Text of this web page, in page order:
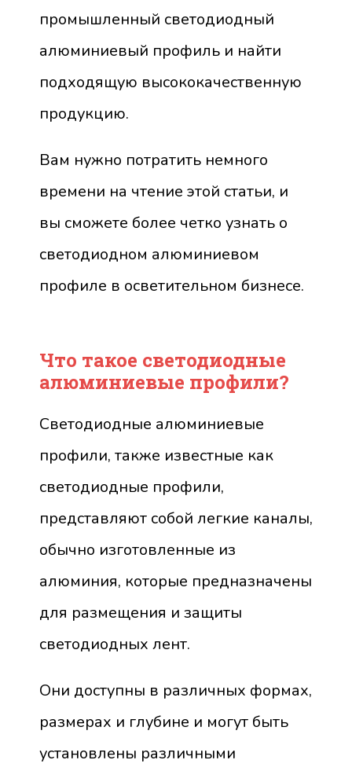
промышленный светодиодный
алюминиевый профиль и найти
подходящую высококачественную
продукцию.
Вам нужно потратить немного
времени на чтение этой статьи, и
вы сможете более четко узнать о
светодиодном алюминиевом
профиле в осветительном бизнесе.
Что такое светодиодные
алюминиевые профили?
Светодиодные алюминиевые
профили, также известные как
светодиодные профили,
представляют собой легкие каналы,
обычно изготовленные из
алюминия, которые предназначены
для размещения и защиты
светодиодных лент.
Они доступны в различных формах,
размерах и глубине и могут быть
установлены различными